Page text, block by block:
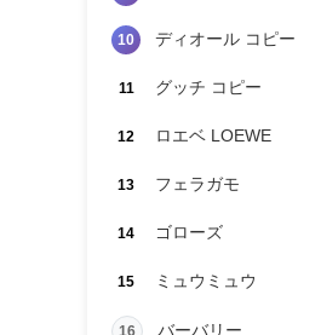
10 ディオール コピー
11 グッチ コピー
12 ロエベ LOEWE
13 フェラガモ
14 ゴローズ
15 ミュウミュウ
16 バーバリー